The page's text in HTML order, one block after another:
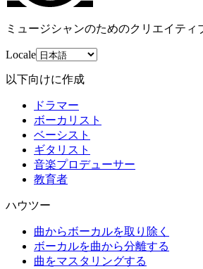
ミュージシャンのためのクリエイティ
Locale
以下向けに作成
ドラマー
ボーカリスト
ベーシスト
ギタリスト
音楽プロデューサー
教育者
ハウツー
曲からボーカルを取り除く
ボーカルを曲から分離する
曲をマスタリングする